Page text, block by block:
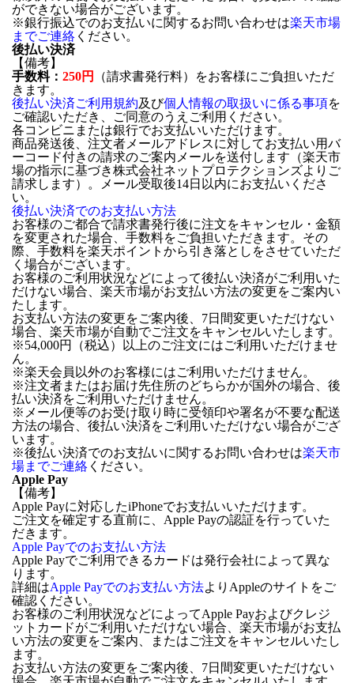
ができない場合がございます。
※銀行振込でのお支払いに関するお問い合わせは楽天市場
までご連絡 ください。
後払い決済
【備考】
手数料： 250円
（請求書発行料）をお客様にご負担いただ
きます。
後払い決済ご利用規約及び個人情報の取扱いに係る事項を
ご確認いただき、ご同意のうえご利用ください。
各コンビニまたは銀行でお支払いいただけます。
商品発送後、注文者メールアドレスに対してお支払い用バ
ーコード付きの請求のご案内メールを送付します（楽天市
場の指示に基づき株式会社ネットプロテクションズよりご
請求します）。メール受取後14日以内にお支払いくださ
い。
後払い決済でのお支払い方法
お客様のご都合で請求書発行後に注文をキャンセル・金額
を変更された場合、手数料をご負担いただきます。その
際、手数料を楽天ポイントから引き落としをさせていただ
く場合がございます。
お客様のご利用状況などによって後払い決済がご利用いた
だけない場合、楽天市場がお支払い方法の変更をご案内い
たします。
お支払い方法の変更をご案内後、7日間変更いただけない
場合、楽天市場が自動でご注文をキャンセルいたします。
※54,000円（税込）以上のご注文にはご利用いただけませ
ん。
※楽天会員以外のお客様にはご利用いただけません。
※注文者またはお届け先住所のどちらかが国外の場合、後
払い決済をご利用いただけません。
※メール便等のお受け取り時に受領印や署名が不要な配送
方法の場合、後払い決済をご利用いただけない場合がござ
います。
※後払い決済でのお支払いに関するお問い合わせは楽天市
場までご連絡 ください。
Apple Pay
【備考】
Apple Payに対応したiPhoneでお支払いいただけます。
ご注文を確定する直前に、Apple Payの認証を行っていた
だきます。
Apple Payでのお支払い方法
Apple Payでご利用できるカードは発行会社によって異な
ります。
詳細はApple Payでのお支払い方法よりAppleのサイトをご
確認ください。
お客様のご利用状況などによってApple Payおよびクレジ
ットカードがご利用いただけない場合、楽天市場がお支払
い方法の変更をご案内、またはご注文をキャンセルいたし
ます。
お支払い方法の変更をご案内後、7日間変更いただけない